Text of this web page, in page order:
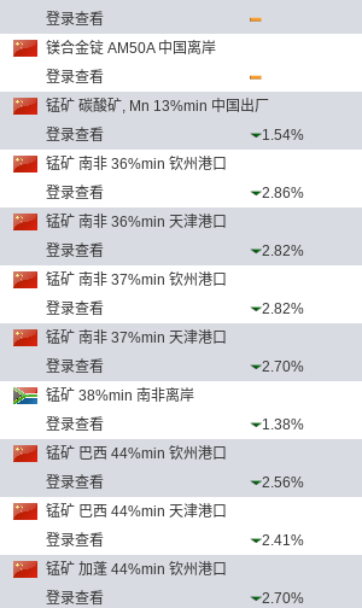
登录查看
镁合金锭 AM50A 中国离岸
登录查看
锰矿 碳酸矿, Mn 13%min 中国出厂
登录查看
1.54%
锰矿 南非 36%min 钦州港口
登录查看
2.86%
锰矿 南非 36%min 天津港口
登录查看
2.82%
锰矿 南非 37%min 钦州港口
登录查看
2.82%
锰矿 南非 37%min 天津港口
登录查看
2.70%
锰矿 38%min 南非离岸
登录查看
1.38%
锰矿 巴西 44%min 钦州港口
登录查看
2.56%
锰矿 巴西 44%min 天津港口
登录查看
2.41%
锰矿 加蓬 44%min 钦州港口
登录查看
2.70%